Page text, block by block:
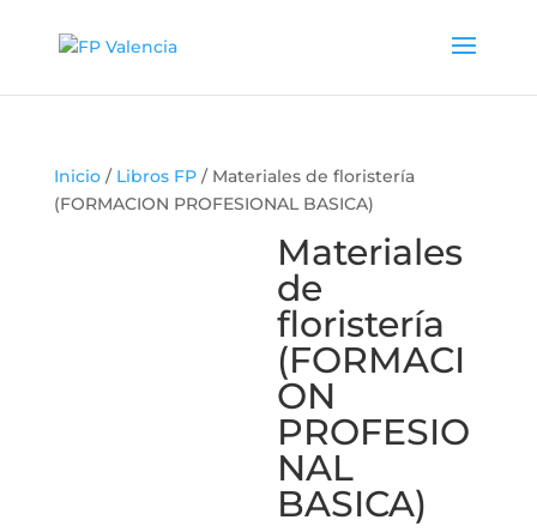
Inicio/ Libros FP/ Materiales de floristería
(FORMACION PROFESIONAL BASICA)
Materiales
de
floristería
(FORMACI
ON
PROFESIO
NAL
BASICA)